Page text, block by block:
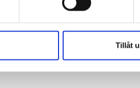
Tillåt